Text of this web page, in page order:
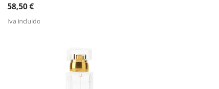
58,50€
Iva incluido